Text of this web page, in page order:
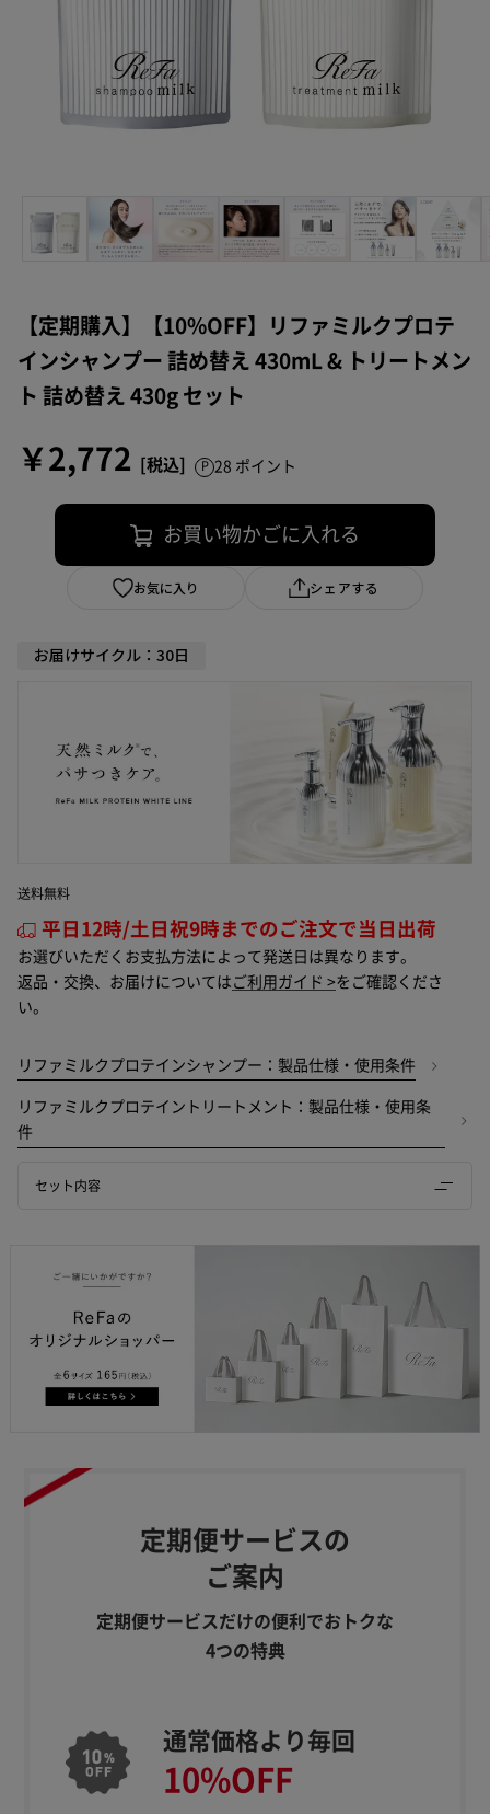
【定期購入】【10%OFF】リファミルクプロテ
インシャンプー 詰め替え 430mL & トリートメン
ト 詰め替え 430g セット
￥2,772 28 ポイント
お買い物かごに入れる
お気に入り シェアする
お届けサイクル：30日
送料無料
平日12時/土日祝9時までのご注文で当日出荷
お選びいただくお支払方法によって発送日は異なります。
返品・交換、お届けについては ご利用ガイド >をご確認くださ
い。
リファミルクプロテインシャンプー：製品仕様・使用条件
リファミルクプロテイントリートメント：製品仕様・使用条
件
セット内容
定期便サービスの
ご案内
定期便サービスだけの便利でおトクな
4つの特典
通常価格より毎回
10%OFF